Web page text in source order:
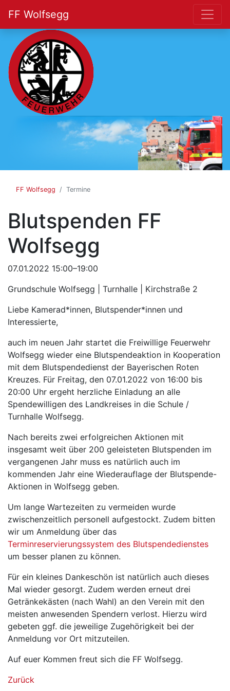
FF Wolfsegg
FF Wolfsegg Termine
Blutspenden FF
Wolfsegg
07.01.2022 15:00–19:00
Grundschule Wolfsegg | Turnhalle | Kirchstraße 2
Liebe Kamerad*innen, Blutspender*innen und
Interessierte,
auch im neuen Jahr startet die Freiwillige Feuerwehr
Wolfsegg wieder eine Blutspendeaktion in Kooperation
mit dem Blutspendedienst der Bayerischen Roten
Kreuzes. Für Freitag, den 07.01.2022 von 16:00 bis
20:00 Uhr ergeht herzliche Einladung an alle
Spendewilligen des Landkreises in die Schule /
Turnhalle Wolfsegg.
Nach bereits zwei erfolgreichen Aktionen mit
insgesamt weit über 200 geleisteten Blutspenden im
vergangenen Jahr muss es natürlich auch im
kommenden Jahr eine Wiederauflage der Blutspende-
Aktionen in Wolfsegg geben.
Um lange Wartezeiten zu vermeiden wurde
zwischenzeitlich personell aufgestockt. Zudem bitten
wir um Anmeldung über das
Terminreservierungssystem des Blutspendedienstes
um besser planen zu können.
Für ein kleines Dankeschön ist natürlich auch dieses
Mal wieder gesorgt. Zudem werden erneut drei
Getränkekästen (nach Wahl) an den Verein mit den
meisten anwesenden Spendern verlost. Hierzu wird
gebeten ggf. die jeweilige Zugehörigkeit bei der
Anmeldung vor Ort mitzuteilen.
Auf euer Kommen freut sich die FF Wolfsegg.
Zurück